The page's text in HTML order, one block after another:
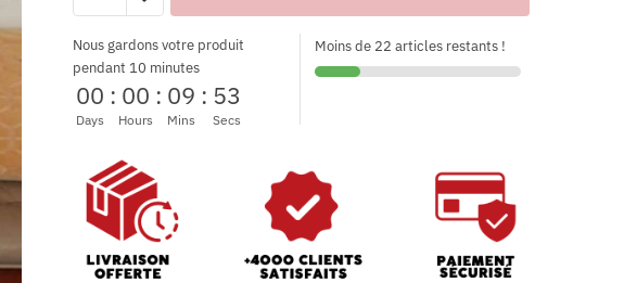
Nous gardons votre produit
pendant 10 minutes
00
Days
: 00
Hours
: 09
Mins
: 52
Secs
Moins de 22 articles restants !